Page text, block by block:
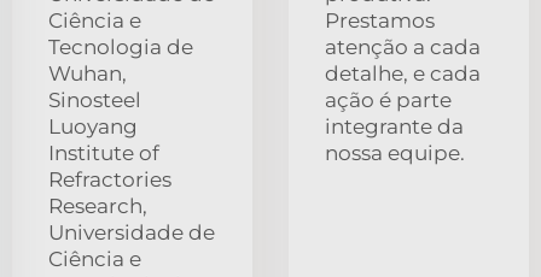
Ciência e
Tecnologia de
Wuhan,
Sinosteel
Luoyang
Institute of
Refractories
Research,
Universidade de
Ciência e
Prestamos
atenção a cada
detalhe, e cada
ação é parte
integrante da
nossa equipe.